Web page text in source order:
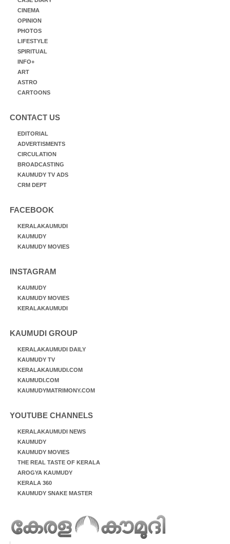
CINEMA
OPINION
PHOTOS
LIFESTYLE
SPIRITUAL
INFO+
ART
ASTRO
CARTOONS
CONTACT US
EDITORIAL
ADVERTISMENTS
CIRCULATION
BROADCASTING
KAUMUDY TV ADS
CRM DEPT
FACEBOOK
KERALAKAUMUDI
KAUMUDY
KAUMUDY MOVIES
INSTAGRAM
KAUMUDY
KAUMUDY MOVIES
KERALAKAUMUDI
KAUMUDI GROUP
KERALAKAUMUDI DAILY
KAUMUDY TV
KERALAKAUMUDI.COM
KAUMUDI.COM
KAUMUDYMATRIMONY.COM
YOUTUBE CHANNELS
KERALAKAUMUDI NEWS
KAUMUDY
KAUMUDY MOVIES
THE REAL TASTE OF KERALA
AROGYA KAUMUDY
KERALA 360
KAUMUDY SNAKE MASTER